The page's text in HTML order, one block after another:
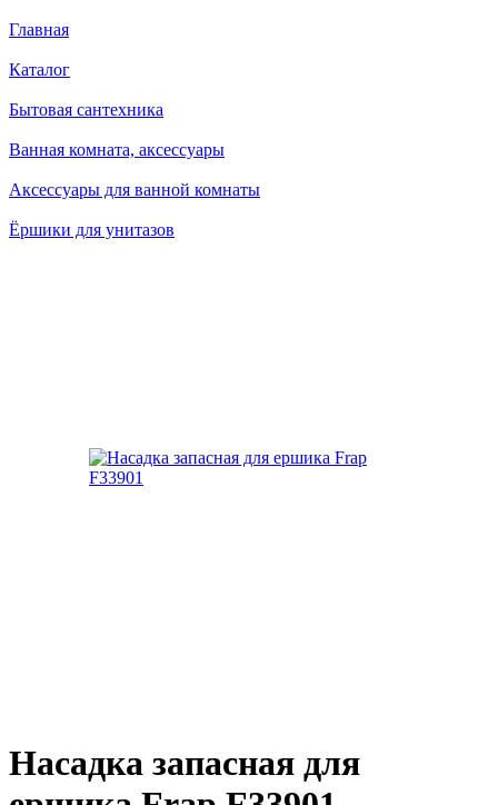
Главная
Каталог
Бытовая сантехника
Ванная комната, аксессуары
Аксессуары для ванной комнаты
Ёршики для унитазов
Насадка запасная для